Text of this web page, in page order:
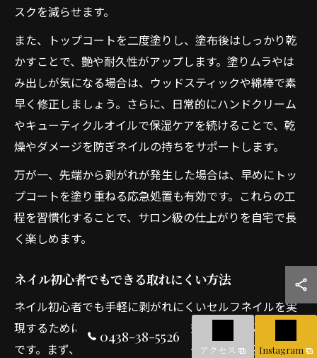
スクを減らせます。
また、トップコートを二度塗りし、塗布後はしっかり乾
かすことで、艶や耐久性がアップします。塗りムラやは
み出しが気になる場合は、ウッドスティックや綿棒で素
早く修正しましょう。さらに、日常的にハンドクリーム
やキューティクルオイルで保湿ケアを続けることで、乾
燥やダメージを防ぎネイルの持ちをサポートします。
万が一、先端から剥がれが発生した場合は、早めにトッ
プコートを塗り重ねる応急処置も有効です。これらの工
程を習慣化することで、サロン級の仕上がりを自宅で長
く楽しめます。
ネイル初心者でもできる取れにくい方法
ネイル初心者でも手軽に剥がれにくいセルフネイルを実
現するためには、基本のポイントを押さえることが重要
です。まず、カラーを塗る前にベースコートを必ず使用
0438-38-5526
アクセス Instagram